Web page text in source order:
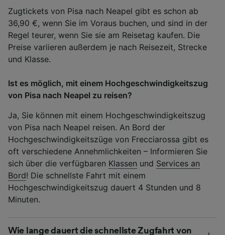
Zugtickets von Pisa nach Neapel gibt es schon ab
36,90 €, wenn Sie im Voraus buchen, und sind in der
Regel teurer, wenn Sie sie am Reisetag kaufen. Die
Preise variieren außerdem je nach Reisezeit, Strecke
und Klasse.
Ist es möglich, mit einem Hochgeschwindigkeitszug
von Pisa nach Neapel zu reisen?
Ja, Sie können mit einem Hochgeschwindigkeitszug
von Pisa nach Neapel reisen. An Bord der
Hochgeschwindigkeitszüge von Frecciarossa gibt es
oft verschiedene Annehmlichkeiten – Informieren Sie
sich über die verfügbaren Klassen und Services an
Bord! Die schnellste Fahrt mit einem
Hochgeschwindigkeitszug dauert 4 Stunden und 8
Minuten.
Wie lange dauert die schnellste Zugfahrt von